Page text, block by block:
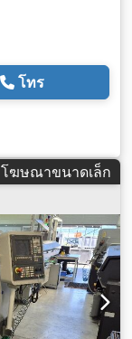
โทร
โฆษณาขนาดเล็ก